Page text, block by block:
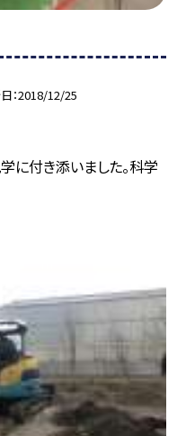
2018/12/25
に付き添いました。科学